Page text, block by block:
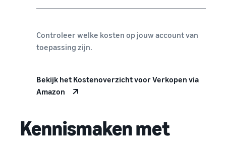
Controleer welke kosten op jouw account van
toepassing zijn.
Bekijk het Kostenoverzicht voor Verkopen via
Amazon
Kennismaken met